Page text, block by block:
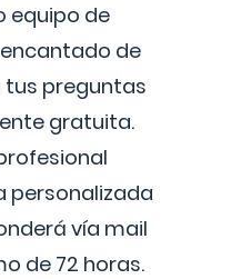
equipo de
de
tus preguntas
gratuita.
personalizada
vía mail
de 72 horas.